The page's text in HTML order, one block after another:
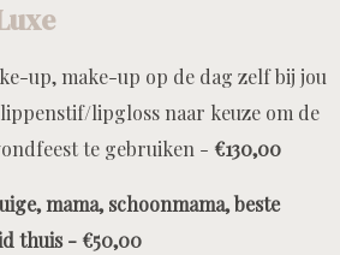
up, make-up op de dag zelf bij jou
lipgloss naar keuze om de
te gebruiken - €130,00
mama, schoonmama, beste
thuis - €50,00